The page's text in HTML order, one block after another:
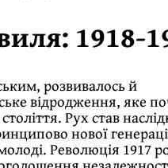
1918-
розвивалось й
відродження, яке
Рух став
нової
Революція 1917